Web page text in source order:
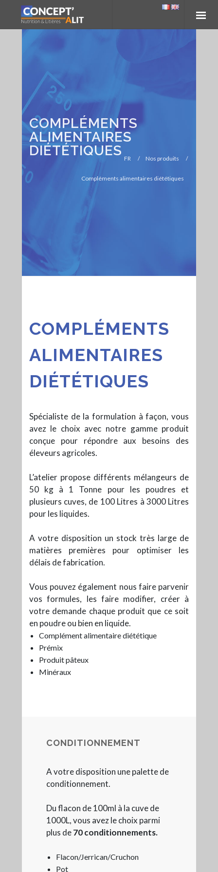
COMPLÉMENTS
ALIMENTAIRES
DIÉTÉTIQUES FR / Nos produits /
Compléments alimentaires diététiques
COMPLÉMENTS
ALIMENTAIRES
DIÉTÉTIQUES
Spécialiste de la formulation à façon, vous
avez le choix avec notre gamme produit
conçue pour répondre aux besoins des
éleveurs agricoles.
L’atelier propose différents mélangeurs de
50 kg à 1 Tonne pour les poudres et
plusieurs cuves, de 100 Litres à 3000 Litres
pour les liquides.
A votre disposition un stock très large de
matières premières pour optimiser les
délais de fabrication.
Vous pouvez également nous faire parvenir
vos formules, les faire modifier, créer à
votre demande chaque produit que ce soit
en poudre ou bien en liquide.
Complément alimentaire diététique
Prémix
Produit pâteux
Minéraux
CONDITIONNEMENT
A votre disposition une palette de
conditionnement.
Du flacon de 100ml à la cuve de
1000L, vous avez le choix parmi
plus de70 conditionnements.
Flacon/Jerrican/Cruchon
Pot